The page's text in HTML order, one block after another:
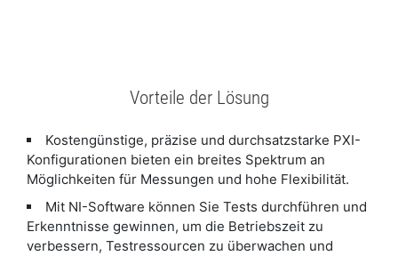
Vorteile der Lösung
Kostengünstige, präzise und durchsatzstarke PXI-
Konfigurationen bieten ein breites Spektrum an
Möglichkeiten für Messungen und hohe Flexibilität.
Mit NI-Software können Sie Tests durchführen und
Erkenntnisse gewinnen, um die Betriebszeit zu
verbessern, Testressourcen zu überwachen und